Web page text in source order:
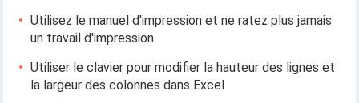
Utilisez le manuel d'impression et ne ratez plus jamais
un travail d'impression
Utiliser le clavier pour modifier la hauteur des lignes et
la largeur des colonnes dans Excel